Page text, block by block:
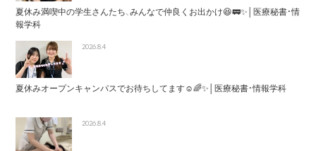
夏休み満喫中の学生さんたち、みんなで仲良くお出かけ😆🚃✨│医療秘書・情
報学科
2026.8.4
夏休みオープンキャンパスでお待ちしてます☺️🌈✨│医療秘書・情報学科
2026.8.4